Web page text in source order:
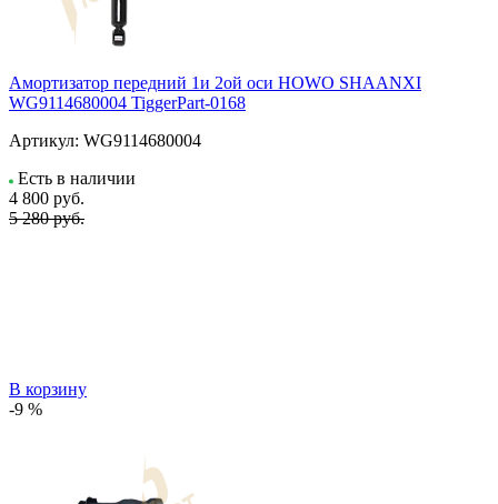
Амортизатор передний 1и 2ой оси HOWO SHAANXI
WG9114680004 TiggerPart-0168
Артикул: WG9114680004
Есть в наличии
4 800 руб.
5 280 руб.
В корзину
-9 %